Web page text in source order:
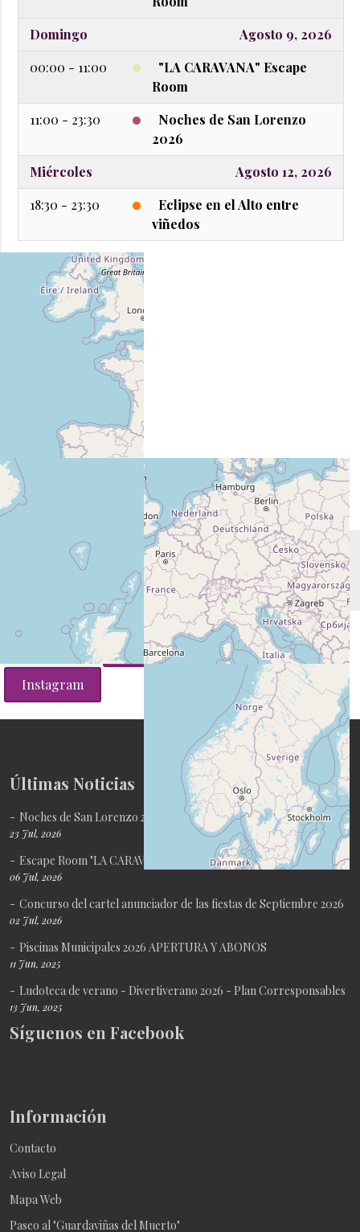
Domingo
Agosto 9, 2026
00:00 - 11:00
"LA CARAVANA" Escape
Room
11:00 - 23:30
Noches de San Lorenzo
2026
Miércoles
Agosto 12, 2026
18:30 - 23:30
Eclipse en el Alto entre
viñedos
Facebook Sede Electrónica
Instagram
Últimas Noticias
Noches de San Lorenzo 2026
23 Jul, 2026
Escape Room "LA CARAVANA"
06 Jul, 2026
Concurso del cartel anunciador de las fiestas de Septiembre 2026
02 Jul, 2026
Piscinas Municipales 2026 APERTURA Y ABONOS
11 Jun, 2025
Ludoteca de verano - Divertiverano 2026 - Plan Corresponsables
13 Jun, 2025
Síguenos en Facebook
Información
Contacto
Aviso Legal
Mapa Web
Paseo al "Guardaviñas del Muerto"